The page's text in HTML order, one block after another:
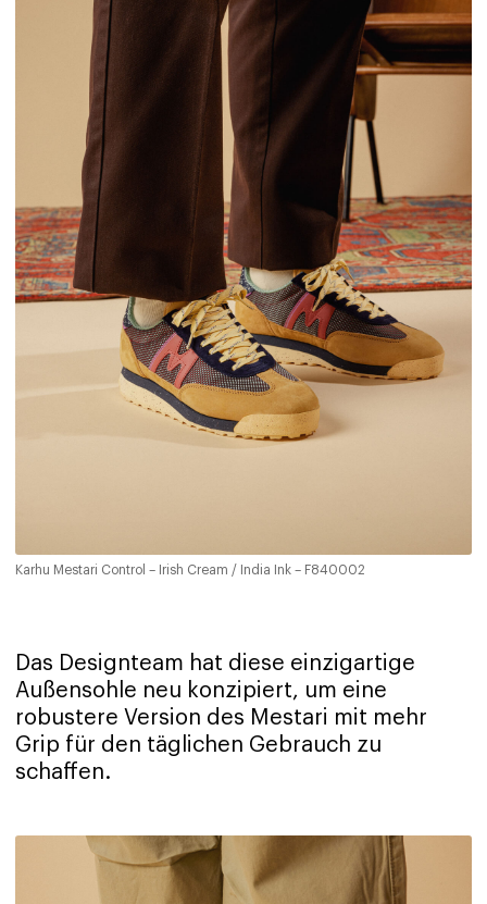
Karhu Mestari Control – Irish Cream / India Ink – F840002
Das Designteam hat diese einzigartige
Außensohle neu konzipiert, um eine
robustere Version des Mestari mit mehr
Grip für den täglichen Gebrauch zu
schaffen.